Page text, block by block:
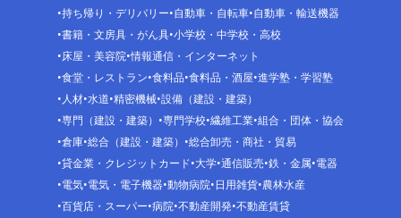
持ち帰り・デリバリー 自動車・自転車 自動車・輸送機器
書籍・文房具・がん具 小学校・中学校・高校
床屋・美容院 情報通信・インターネット
食堂・レストラン 食料品 食料品・酒屋 進学塾・学習塾
人材 水道 精密機械 設備（建設・建築）
専門（建設・建築）
専門学校 繊維工業 組合・団体・協会
倉庫 総合（建設・建築）
総合卸売・商社・貿易
貸金業・クレジットカード 大学 通信販売 鉄・金属 電器
電気 電気・電子機器 動物病院 日用雑貨 農林水産
百貨店・スーパー 病院 不動産開発 不動産賃貸